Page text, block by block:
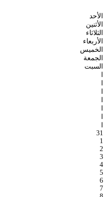
الأحد
الأثنين
الثلاثاء
الأربعاء
الخميس
الجمعة
السبت
ا
ا
ا
ا
ا
ا
ا
31
1
2
3
4
5
6
7